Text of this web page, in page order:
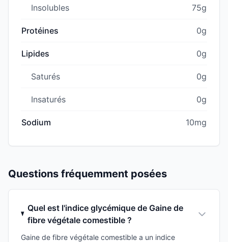
Insolubles 75g
Protéines 0g
Lipides 0g
Saturés 0g
Insaturés 0g
Sodium 10mg
Questions fréquemment posées
Quel est l'indice glycémique de Gaine de
fibre végétale comestible ?
Gaine de fibre végétale comestible a un indice